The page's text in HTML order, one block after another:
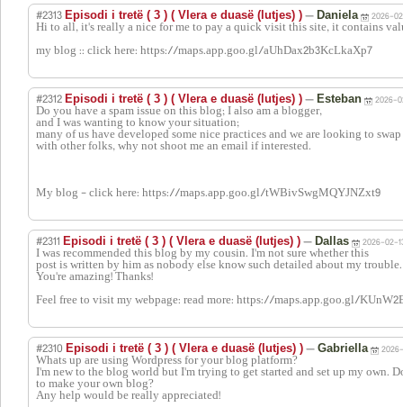
#2313 Episodi i tretë ( 3 ) ( Vlera e duasë (lutjes) ) — Daniela 2026-
Hi to all, it's really a nice for me to pay a quick visit this site, it contains
my blog :: click here: https://maps.app.goo.gl/aUhDax2b3KcLkaXp7
#2312 Episodi i tretë ( 3 ) ( Vlera e duasë (lutjes) ) — Esteban 2026-
Do you have a spam issue on this blog; I also am a blogger,
and I was wanting to know your situation;
many of us have developed some nice practices and we are looking to
with other folks, why not shoot me an email if interested.
My blog - click here: https://maps.app.goo.gl/tWBivSwgMQYJNZxt9
#2311 Episodi i tretë ( 3 ) ( Vlera e duasë (lutjes) ) — Dallas 2026-02-
I was recommended this blog by my cousin. I'm not sure whether this
post is written by him as nobody else know such detailed about my trouble.
You're amazing! Thanks!
Feel free to visit my webpage: read more: https://maps.app.goo.gl/
#2310 Episodi i tretë ( 3 ) ( Vlera e duasë (lutjes) ) — Gabriella
Whats up are using Wordpress for your blog platform?
I'm new to the blog world but I'm trying to get started and set up my own.
to make your own blog?
Any help would be really appreciated!